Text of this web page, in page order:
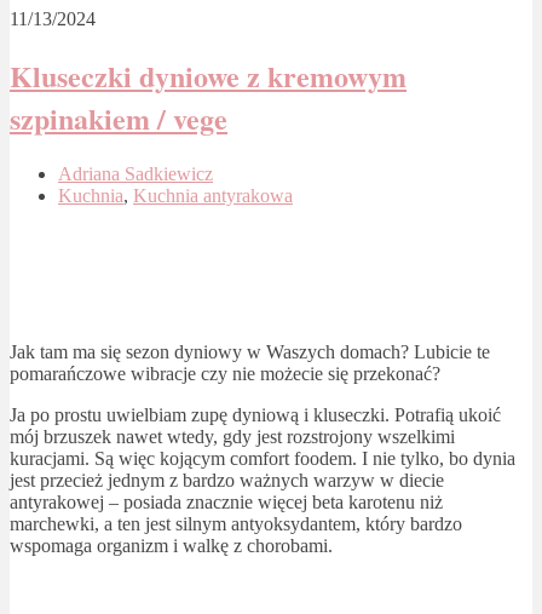
11/13/2024
Kluseczki dyniowe z kremowym
szpinakiem / vege
Adriana Sadkiewicz
Kuchnia, Kuchnia antyrakowa
Jak tam ma się sezon dyniowy w Waszych domach? Lubicie te
pomarańczowe wibracje czy nie możecie się przekonać?
Ja po prostu uwielbiam zupę dyniową i kluseczki. Potrafią ukoić
mój brzuszek nawet wtedy, gdy jest rozstrojony wszelkimi
kuracjami. Są więc kojącym comfort foodem. I nie tylko, bo dynia
jest przecież jednym z bardzo ważnych warzyw w diecie
antyrakowej – posiada znacznie więcej beta karotenu niż
marchewki, a ten jest silnym antyoksydantem, który bardzo
wspomaga organizm i walkę z chorobami.